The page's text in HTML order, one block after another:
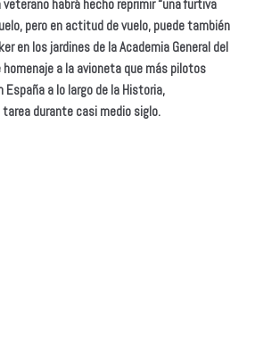
habrá hecho reprimir “una furtiva
pero en actitud de vuelo, puede también
en los jardines de la Academia General del
a la avioneta que más pilotos
a lo largo de la Historia,
durante casi medio siglo.